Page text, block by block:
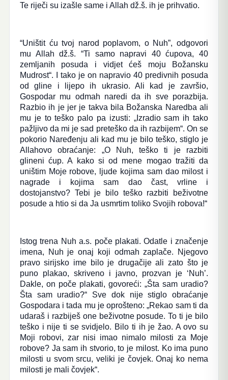
Te riječi su izašle same i Allah dž.š. ih je prihvatio.
“Uništit ću tvoj narod poplavom, o Nuh”, odgovori
mu Allah dž.š. “Ti samo napravi 40 ćupova, 40
zemljanih posuda i vidjet ćeš moju Božansku
Mudrost“. I tako je on napravio 40 predivnih posuda
od gline i lijepo ih ukrasio. Ali kad je završio,
Gospodar mu odmah naredi da ih sve porazbija.
Razbio ih je jer je takva bila Božanska Naredba ali
mu je to teško palo pa izusti: „Izradio sam ih tako
pažljivo da mi je sad preteško da ih razbijem“. On se
pokorio Naređenju ali kad mu je bilo teško, stiglo je
Allahovo obraćanje: „O Nuh, teško ti je razbiti
glineni ćup. A kako si od mene mogao tražiti da
uništim Moje robove, ljude kojima sam dao milost i
nagrade i kojima sam dao čast, vrline i
dostojanstvo? Tebi je bilo teško razbiti beživotne
posude a htio si da Ja usmrtim toliko Svojih robova!“
Istog trena Nuh a.s. poče plakati. Odatle i značenje
imena, Nuh je onaj koji odmah zaplače. Njegovo
pravo sirijsko ime bilo je drugačije ali zato što je
puno plakao, skriveno i javno, prozvan je ‘Nuh’.
Dakle, on poče plakati, govoreći: „Šta sam uradio?
Šta sam uradio?“ Sve dok nije stiglo obraćanje
Gospodara i tada mu je oprošteno: „Rekao sam ti da
udaraš i razbiješ one beživotne posude. To ti je bilo
teško i nije ti se svidjelo. Bilo ti ih je žao. A ovo su
Moji robovi, zar nisi imao nimalo milosti za Moje
robove? Ja sam ih stvorio, to je milost. Ko ima puno
milosti u svom srcu, veliki je čovjek. Onaj ko nema
milosti je mali čovjek“.